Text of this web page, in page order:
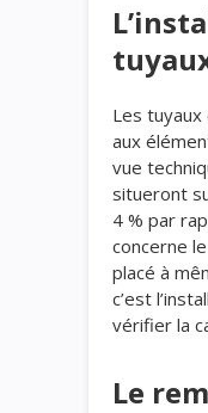
Les
aux
vue
situeront
4 % par
concerne
placé à
c’est
vérifier la
Le